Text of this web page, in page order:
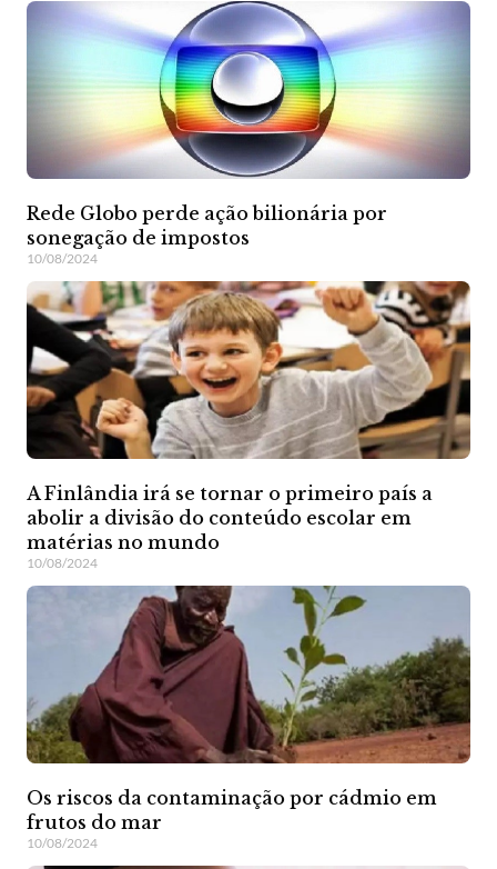
Rede Globo perde ação bilionária por
sonegação de impostos
10/08/2024
A Finlândia irá se tornar o primeiro país a
abolir a divisão do conteúdo escolar em
matérias no mundo
10/08/2024
Os riscos da contaminação por cádmio em
frutos do mar
10/08/2024